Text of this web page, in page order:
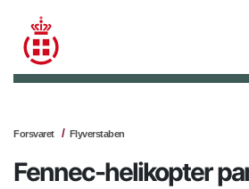
Forsvaret Flyverstaben
Fennec-helikopter